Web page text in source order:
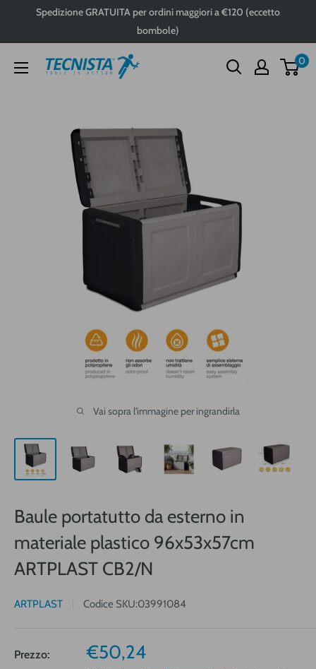
Spedizione GRATUITA per ordini maggiori a €120 (eccetto
bombole)
Tecnista 0
Vai sopra l'immagine per ingrandirla
Baule portatutto da esterno in
materiale plastico 96x53x57cm
ARTPLAST CB2/N
ARTPLAST Codice SKU:03991084
Prezzo:
Prezzo
€50,24